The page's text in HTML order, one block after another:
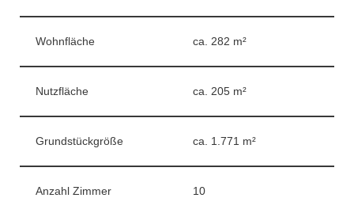
Wohnfläche ca. 282 m²
Nutzfläche ca. 205 m²
Grundstückgröße ca. 1.771 m²
Anzahl Zimmer 10